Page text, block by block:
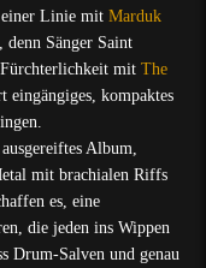
einer Linie mit Marduk
denn Sänger Saint
mit The
eingängiges, kompaktes
Album,
mit brachialen Riffs
es, eine
die jeden ins Wippen
Drum-Salven und genau